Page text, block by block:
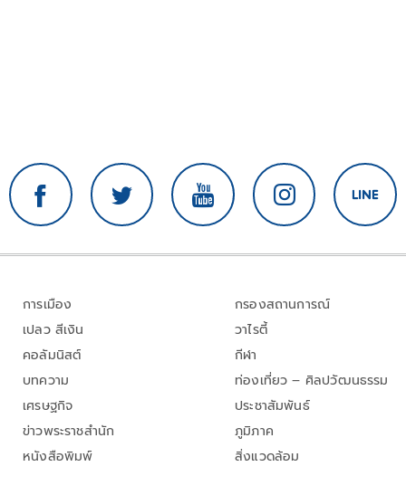
การเมือง
เปลว สีเงิน
คอลัมนิสต์
บทความ
เศรษฐกิจ
ข่าวพระราชสำนัก
หนังสือพิมพ์
กรองสถานการณ์
วาไรตี้
กีฬา
ท่องเที่ยว – ศิลปวัฒนธรรม
ประชาสัมพันธ์
ภูมิภาค
สิ่งแวดล้อม